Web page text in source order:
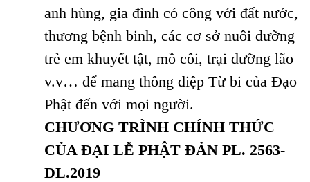
anh hùng, gia đình có công với đất nước,
thương bệnh binh, các cơ sở nuôi dưỡng
trẻ em khuyết tật, mồ côi, trại dưỡng lão
v.v… để mang thông điệp Từ bi của Đạo
Phật đến với mọi người.
CHƯƠNG TRÌNH CHÍNH THỨC
CỦA ĐẠI LỄ PHẬT ĐẢN PL. 2563-
DL.2019